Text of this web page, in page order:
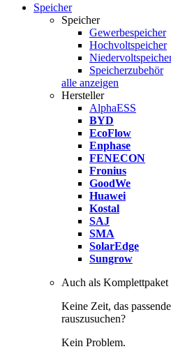
Speicher
Speicher
Gewerbespeicher
Hochvoltspeicher
Speicherzubehör
alle anzeigen
Hersteller
AlphaESS
BYD
EcoFlow
Enphase
FENECON
Fronius
GoodWe
Huawei
Kostal
SAJ
SMA
SolarEdge
Sungrow
Auch als Komplettpaket
Keine Zeit, das
rauszusuchen?
Kein Problem.